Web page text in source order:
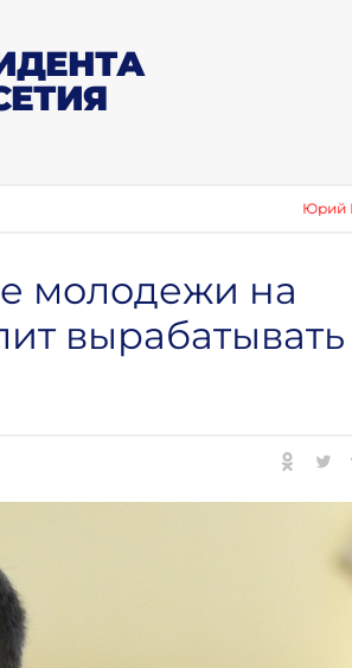
Юрий Вазагов:
молодежи на
вырабатывать